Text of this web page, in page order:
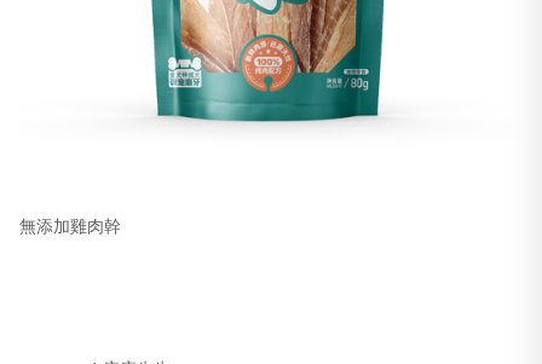
無添加雞肉幹